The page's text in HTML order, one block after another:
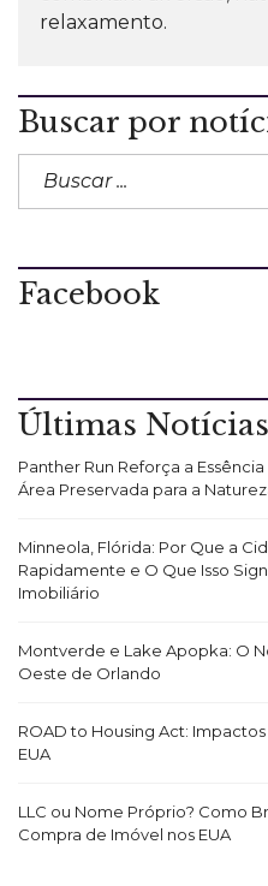
relaxamento.
Buscar por
Facebook
Últimas Notícias
Panther Run Reforça a
Área Preservada para a
Minneola, Flórida: Por Que a
Rapidamente e O Que Isso
Imobiliário
Montverde e Lake Apopka: O
Oeste de Orlando
ROAD to Housing Act:
EUA
LLC ou Nome Próprio? Como
Compra de Imóvel nos EUA